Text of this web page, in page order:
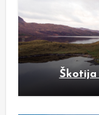
Škotija